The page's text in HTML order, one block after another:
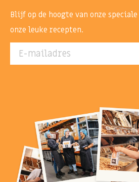
Blijf op de hoogte van onze
onze leuke recepten.
E-mailadres